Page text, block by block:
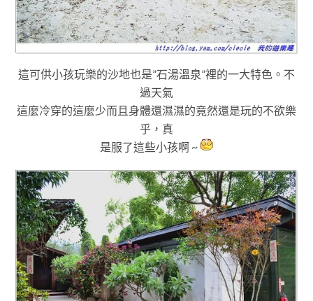
這可供小孩玩樂的沙地也是”石湯溫泉”裡的一大特色 。 不
過天氣
這麼冷穿的這麼少而且身體還濕濕的竟然還是玩的不欲樂
乎 ，真
是服了這些小孩啊 ~